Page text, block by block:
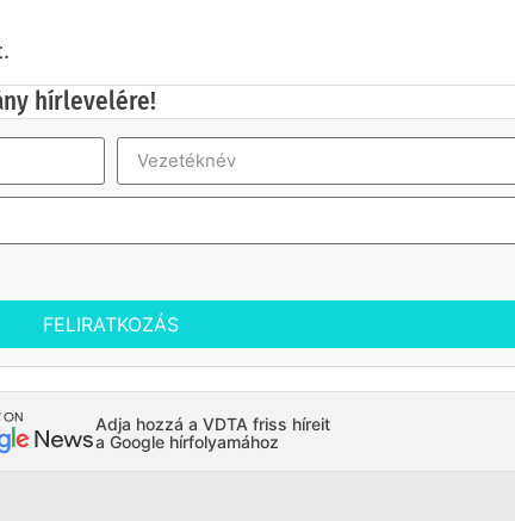
hírlevelére!
FELIRATKOZÁS
Adja hozzá a VDTA friss híreit
a Google hírfolyamához